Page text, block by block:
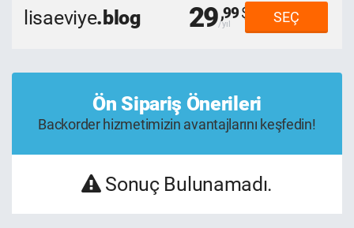
lisaeviye.blog 29,99 SEÇ
Ön Sipariş Önerileri
Backorder hizmetimizin avantajlarını keşfedin!
Sonuç Bulunamadı.